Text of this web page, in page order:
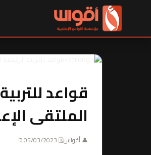
قواعد
الملتقى
👤 أقواس🗓 05/03/2023
📁